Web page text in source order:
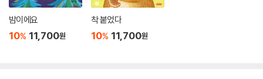
밤이에요
10% 11,700원
착 붙었다
10% 11,700원